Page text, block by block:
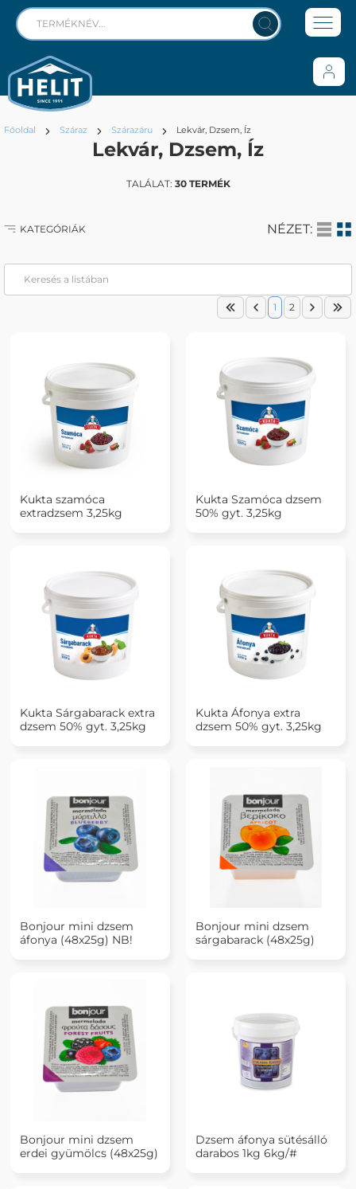
Főoldal Száraz Szárazáru Lekvár, Dzsem, Íz
Lekvár, Dzsem, Íz
TALÁLAT: 30 TERMÉK
KATEGÓRIÁK NÉZET:
1 2
Kukta szamóca
extradzsem 3,25kg
Kukta Szamóca dzsem
50% gyt. 3,25kg
Kukta Sárgabarack extra
dzsem 50% gyt. 3,25kg
Kukta Áfonya extra
dzsem 50% gyt. 3,25kg
Bonjour mini dzsem
áfonya (48x25g) NB!
Bonjour mini dzsem
sárgabarack (48x25g)
Bonjour mini dzsem
erdei gyümölcs (48x25g)
Dzsem áfonya sütésálló
darabos 1kg 6kg/#